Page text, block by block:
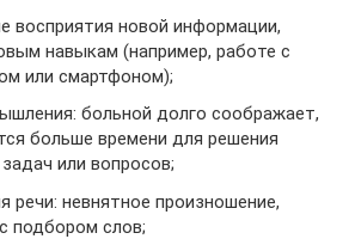
восприятия новой информации,
навыкам (например, работе с
или смартфоном);
больной долго соображает,
больше времени для решения
или вопросов;
речи: невнятное произношение,
подбором слов;